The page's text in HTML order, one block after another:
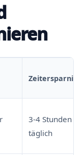
Zeitersparnis
3-4 Stunden
täglich